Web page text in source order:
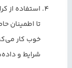
استفاده از
تا اطمینان
خوب کار
شرایط و